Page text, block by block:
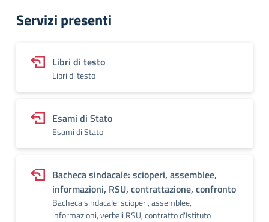
Servizi presenti
Libri di testo
Libri di testo
Esami di Stato
Esami di Stato
Bacheca sindacale: scioperi, assemblee,
informazioni, RSU, contrattazione, confronto
Bacheca sindacale: scioperi, assemblee,
informazioni, verbali RSU, contratto d'Istituto